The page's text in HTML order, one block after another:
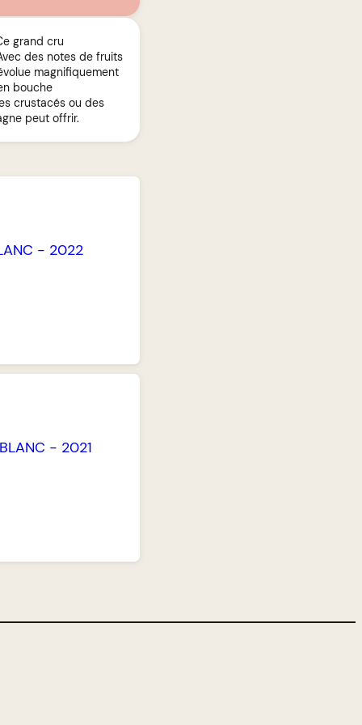
grand cru
des notes de fruits
magnifiquement
bouche
crustacés ou des
peut offrir.
- 2022
BLANC - 2021